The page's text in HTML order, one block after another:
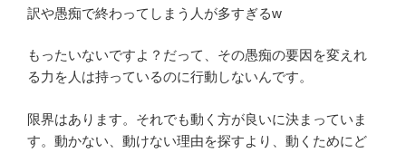
訳や愚痴で終わってしまう人が多すぎるw
もったいないですよ？だって、その愚痴の要因を変えれ
る力を人は持っているのに行動しないんです。
限界はあります。それでも動く方が良いに決まっていま
す。動かない、動けない理由を探すより、動くためにど